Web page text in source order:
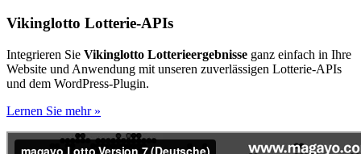
Vikinglotto Lotterie-APIs
Integrieren Sie Vikinglotto Lotterieergebnisse ganz einfach in Ihre
Website und Anwendung mit unseren zuverlässigen Lotterie-APIs
und dem WordPress-Plugin.
Lernen Sie mehr »